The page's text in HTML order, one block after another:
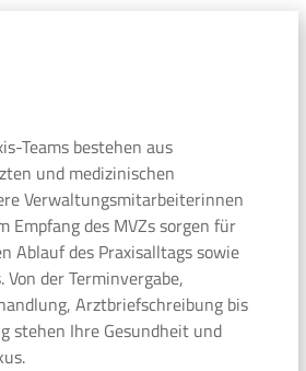
Teams bestehen aus
und medizinischen
Verwaltungsmitarbeiterinnen
Empfang des MVZs sorgen für
Ablauf des Praxisalltags sowie
der Terminvergabe,
Arztbriefschreibung bis
stehen Ihre Gesundheit und